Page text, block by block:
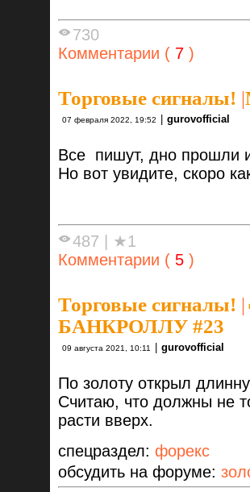
730
Комментарии ( 7 )
Торговые сигналы! |
07 февраля 2022, 19:52 gurovofficial
Все пишут, дно прошли
Но вот увидите, скоро
487 | ★1
Комментарии ( 5 )
Торговые сигналы! |
БАНКРОЛЛУ #23
09 августа 2021, 10:11 | gurovofficial
По золоту открыл
Считаю, что должны не
расти вверх.
спецраздел: форекс
обсудить на форуме: